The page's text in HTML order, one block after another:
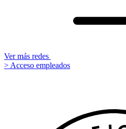
Ver más redes
> Acceso empleados